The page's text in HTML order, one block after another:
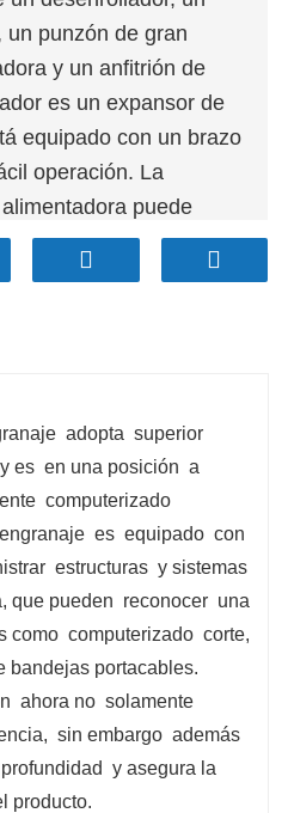
un punzón de gran
y un anfitrión de
es un expansor de
equipado con un brazo
operación. La
puede
precisión en el
se puede
refuerzo densas o
acciones se
de control. El
compone de 35 ejes,
mm, la superficie está
del cromado es de
alta eficiencia, alta
de la línea de
adopta superior
y es en una posición a
computerizado
engranaje es equipado con
estructuras y sistemas
que pueden reconocer una
como computerizado corte,
bandejas portacables.
ahora no solamente
sin embargo además
profundidad y asegura la
producto.